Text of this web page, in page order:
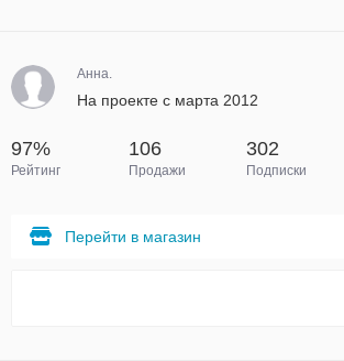
Анна.
На проекте с марта 2012
97%
Рейтинг
106
Продажи
302
Подписки
Перейти в магазин